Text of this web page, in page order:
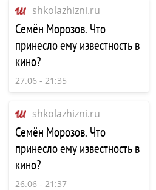
shkolazhizni.ru
Семён Морозов. Что
принесло ему известность в
кино?
27.06 - 21:35
shkolazhizni.ru
Семён Морозов. Что
принесло ему известность в
кино?
26.06 - 21:37